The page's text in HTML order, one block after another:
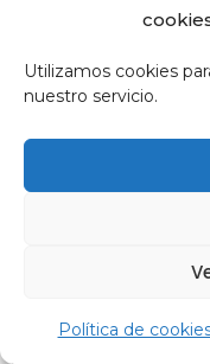
Utilizamos cookies
nuestro servicio.
Política de
[
Could not
Vale, esto quiere
SSH corriendo, así
[